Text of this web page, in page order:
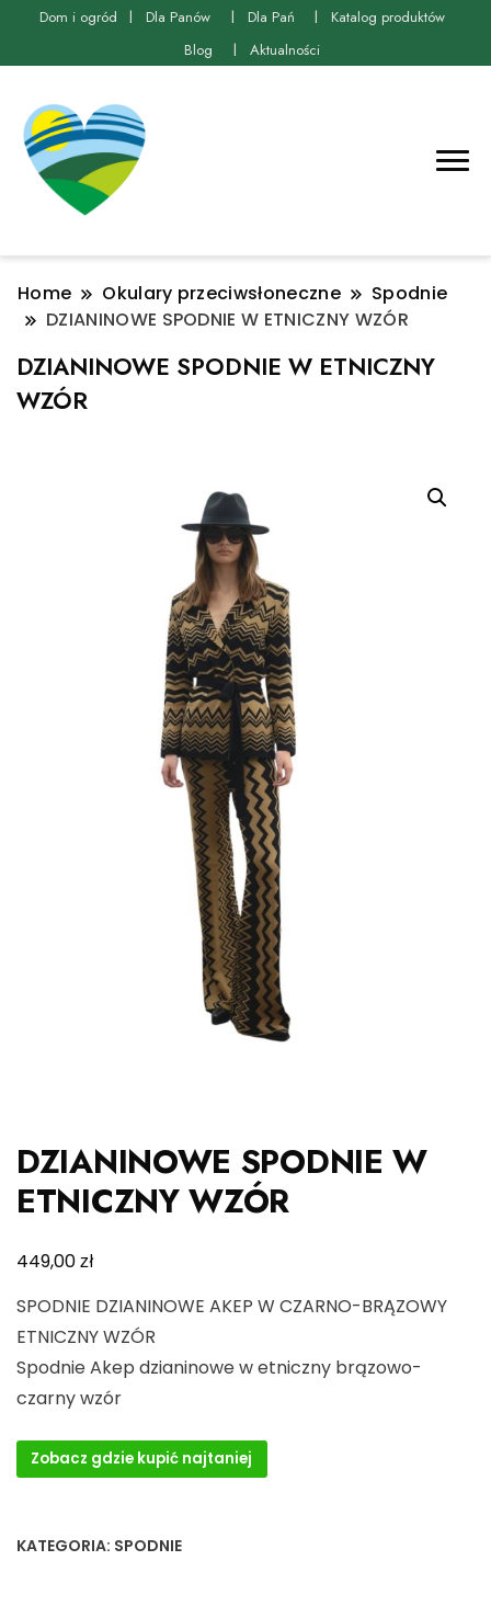
Dom i ogród Dla Panów Dla Pań
Katalog produktów
Blog
Aktualności
Home Okulary przeciwsłoneczne
Spodnie
DZIANINOWE SPODNIE W ETNICZNY WZÓR
DZIANINOWE SPODNIE W ETNICZNY
WZÓR
DZIANINOWE SPODNIE W
ETNICZNY WZÓR
449,00zł
SPODNIE DZIANINOWE AKEP W CZARNO-BRĄZOWY
ETNICZNY WZÓR
Spodnie Akep dzianinowe w etniczny brązowo-
czarny wzór
Zobacz gdzie kupić najtaniej
KATEGORIA: SPODNIE